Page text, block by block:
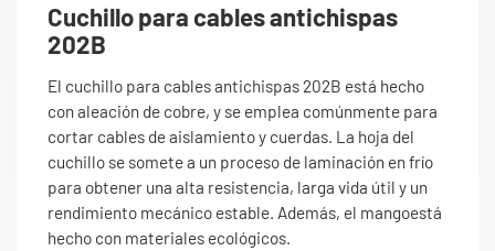
Cuchillo para cables antichispas
202B
El cuchillo para cables antichispas 202B está hecho
con aleación de cobre, y se emplea comúnmente para
cortar cables de aislamiento y cuerdas. La hoja del
cuchillo se somete a un proceso de laminación en frío
para obtener una alta resistencia, larga vida útil y un
rendimiento mecánico estable. Además, el mangoestá
hecho con materiales ecológicos.